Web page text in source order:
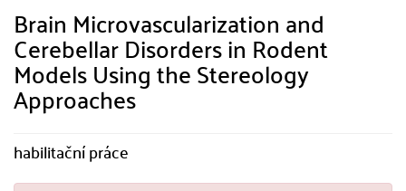
Brain Microvascularization and
Cerebellar Disorders in Rodent
Models Using the Stereology
Approaches
habilitační práce